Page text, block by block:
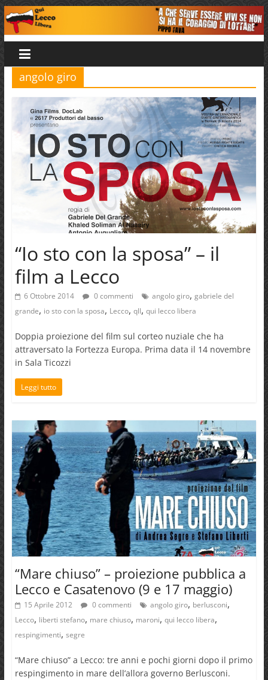
Salta
al
contenuto
Qui
Lecco
Libera
angolo giro
“Io sto con la sposa” – il
film a Lecco
6 Ottobre 2014 0 commenti angolo giro, gabriele del
grande, io sto con la sposa, Lecco, qll, qui lecco libera
Doppia proiezione del film sul corteo nuziale che ha
attraversato la Fortezza Europa. Prima data il 14 novembre
in Sala Ticozzi
Leggi tutto
“Mare chiuso” – proiezione pubblica a
Lecco e Casatenovo (9 e 17 maggio)
15 Aprile 2012 0 commenti angolo giro, berlusconi,
Lecco, liberti stefano, mare chiuso, maroni, qui lecco libera,
respingimenti, segre
“Mare chiuso” a Lecco: tre anni e pochi giorni dopo il primo
respingimento in mare dell’allora governo Berlusconi.